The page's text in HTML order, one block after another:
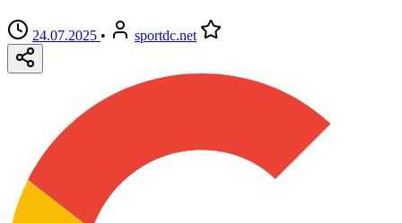
24.07.2025 • sportdc.net